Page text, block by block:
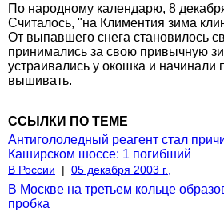
По народному календарю, 8
Считалось, "на Климентия зима
От выпавшего снега становилось
принимались за свою привычную
устраивались у окошка и начинали
вышивать.
ССЫЛКИ ПО ТЕМЕ
Антигололедный реагент стал
Каширском шоссе: 1 погибший
В России | 05 декабря 2003 г.,
В Москве на третьем кольце
пробка